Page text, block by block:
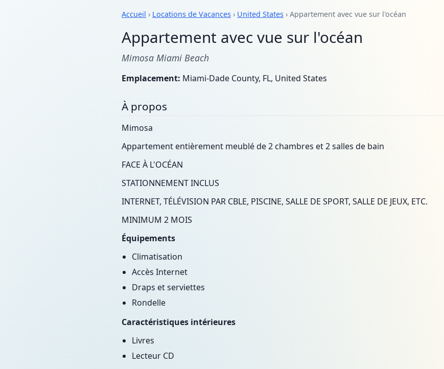
Accueil › Locations de Vacances › United States › Appartement avec vue sur l'océan
Appartement avec vue sur l'océan
Mimosa Miami Beach
Emplacement: Miami-Dade County, FL, United States
À propos
Mimosa
Appartement entièrement meublé de 2 chambres et 2 salles de bain
FACE À L'OCÉAN
STATIONNEMENT INCLUS
INTERNET, TÉLÉVISION PAR CBLE, PISCINE, SALLE DE SPORT, SALLE DE JEUX, ETC.
MINIMUM 2 MOIS
Équipements
Climatisation
Accès Internet
Draps et serviettes
Rondelle
Caractéristiques intérieures
Livres
Lecteur CD